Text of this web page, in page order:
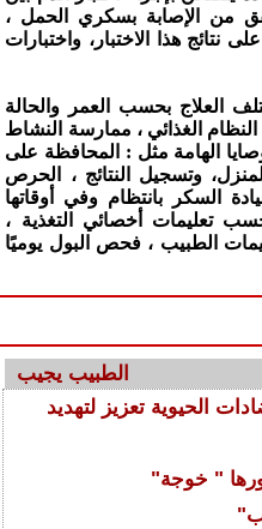
من الإصابة بسكري الحمل ،
هذا الاختبار، واختبارات
العلاج بحسب العمر والحالة
الغذائي ، ممارسة النشاط
الهامة مثل : المحافظة على
وتسجيل النتائج ، الحرص
السكر بانتظام وفي أوقاتها
تعليمات أخصائي التغذية ،
الطبيب ، فحص البول يوميًا
الطبيب يجيب
الحيوية تعزيز لتهديد